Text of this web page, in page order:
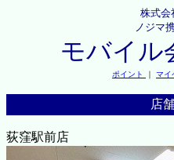
株式会
ノジマ
モバイル
ポイント ｜ マイ
店
荻窪駅前店